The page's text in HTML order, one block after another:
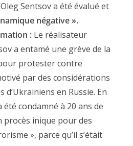
Sentsov a été évalué et
négative ».
: Le réalisateur
a entamé une grève de la
protester contre
par des considérations
d’Ukrainiens en Russie. En
été condamné à 20 ans de
procès inique pour des
», parce qu’il s’était